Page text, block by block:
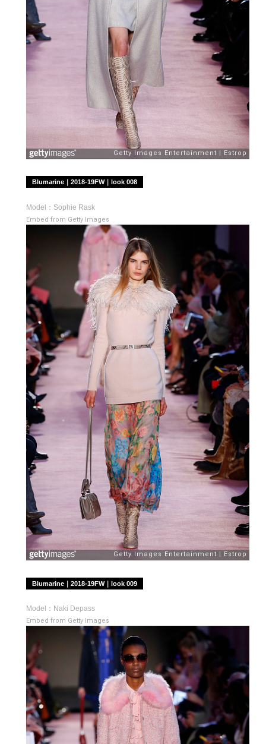
Blumarine｜2018-19FW｜look 008
Model：Sophie Rask
Embed from Getty Images
Blumarine｜2018-19FW｜look 009
Model：Naki Depass
Embed from Getty Images